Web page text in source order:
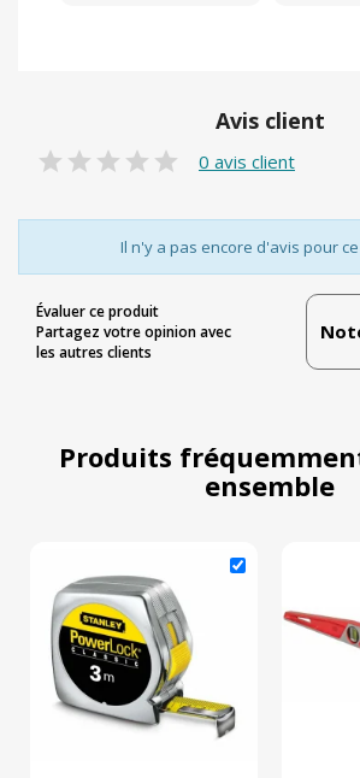
Avis client
0 avis client
Il n'y a pas encore d'avis pour
Évaluer ce produit
Partagez votre opinion avec
les autres clients
Produits
ensemble